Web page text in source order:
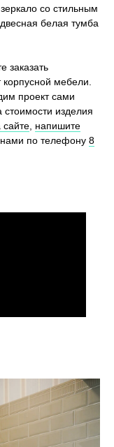
со стильным
белая тумба
заказать
мебели.
проект сами
изделия
сайте напишите
по телефону 8